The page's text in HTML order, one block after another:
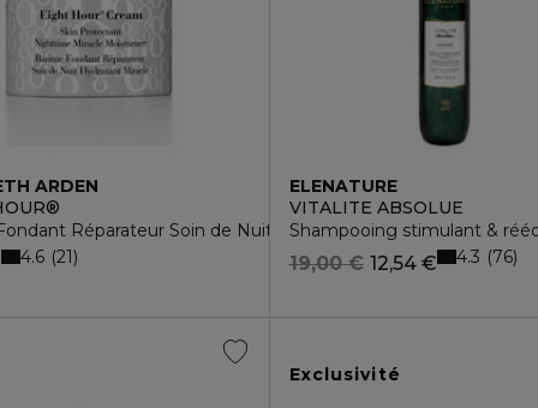
ARDEN
Réparateur Soin de Nuit Hydratant Miracle
4.6 21
ELENATURE
VITALITE ABSOLUE
Shampooing stimulant &
12,54 €
19,00 € 4.3 76
Exclusivité